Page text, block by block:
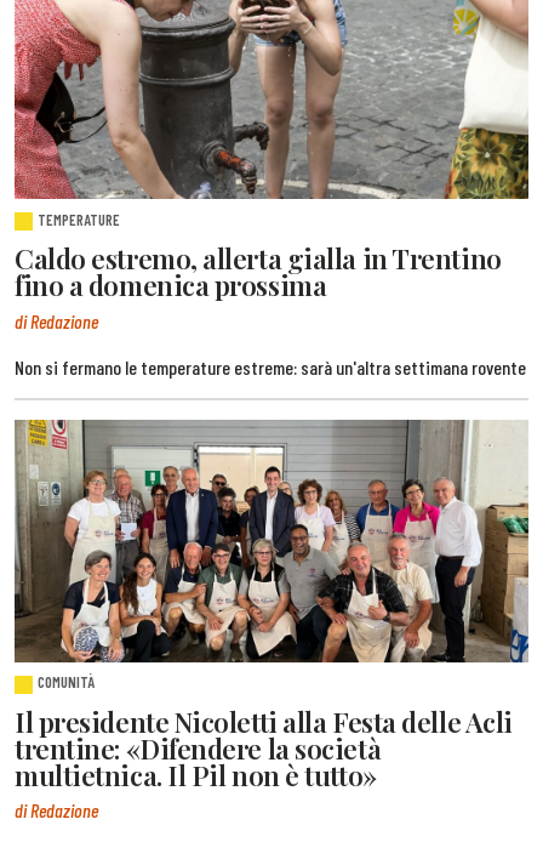
TEMPERATURE
Caldo estremo, allerta gialla in Trentino
fino a domenica prossima
di Redazione
Non si fermano le temperature estreme: sarà un'altra settimana rovente
COMUNITÀ
Il presidente Nicoletti alla Festa delle Acli
trentine: «Difendere la società
multietnica. Il Pil non è tutto»
di Redazione